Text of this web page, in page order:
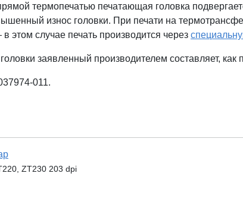
термопечатью печатающая головка
износ головки. При печати на
случае печать производится через
заявленный производителем составляет, как
011.
ZT230 203 dpi